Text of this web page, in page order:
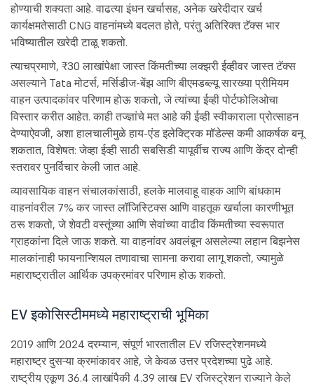
होण्याची शक्यता आहे. वाढत्या इंधन खर्चासह, अनेक खरेदीदार खर्च
कार्यक्षमतेसाठी CNG वाहनांमध्ये बदलत होते, परंतु अतिरिक्त टॅक्स भार
भविष्यातील खरेदी टाळू शकतो.
त्याचप्रमाणे, ₹30 लाखांपेक्षा जास्त किंमतीच्या लक्झरी ईव्हीवर जास्त टॅक्स
असल्याने Tata मोटर्स, मर्सिडीज-बेंझ आणि बीएमडब्ल्यू सारख्या प्रीमियम
वाहन उत्पादकांवर परिणाम होऊ शकतो, जे त्यांच्या ईव्ही पोर्टफोलिओचा
विस्तार करीत आहेत. काही तज्ज्ञांचे मत आहे की ईव्ही स्वीकाराला प्रोत्साहन
देण्याऐवजी, अशा हालचालीमुळे हाय-एंड इलेक्ट्रिक मॉडेल्स कमी आकर्षक बनू
शकतात, विशेषत: जेव्हा ईव्ही साठी सबसिडी यापूर्वीच राज्य आणि केंद्र दोन्ही
स्तरावर पुनर्विचार केली जात आहे.
व्यावसायिक वाहन संचालकांसाठी, हलके मालवाहू वाहक आणि बांधकाम
वाहनांवरील 7% कर जास्त लॉजिस्टिक्स आणि वाहतूक खर्चाला कारणीभूत
ठरू शकतो, जे शेवटी वस्तूंच्या आणि सेवांच्या वाढीव किंमतीच्या स्वरूपात
ग्राहकांना दिले जाऊ शकते. या वाहनांवर अवलंबून असलेल्या लहान बिझनेस
मालकांनाही फायनान्शियल तणावाचा सामना करावा लागू शकतो, ज्यामुळे
महाराष्ट्रातील आर्थिक उपक्रमांवर परिणाम होऊ शकतो.
EV इकोसिस्टीममध्ये महाराष्ट्राची भूमिका
2019 आणि 2024 दरम्यान, संपूर्ण भारतातील EV रजिस्ट्रेशनमध्ये
महाराष्ट्र दुसऱ्या क्रमांकावर आहे, जे केवळ उत्तर प्रदेशच्या पुढे आहे.
राष्ट्रीय एकूण 36.4 लाखांपैकी 4.39 लाख EV रजिस्ट्रेशन राज्याने केले